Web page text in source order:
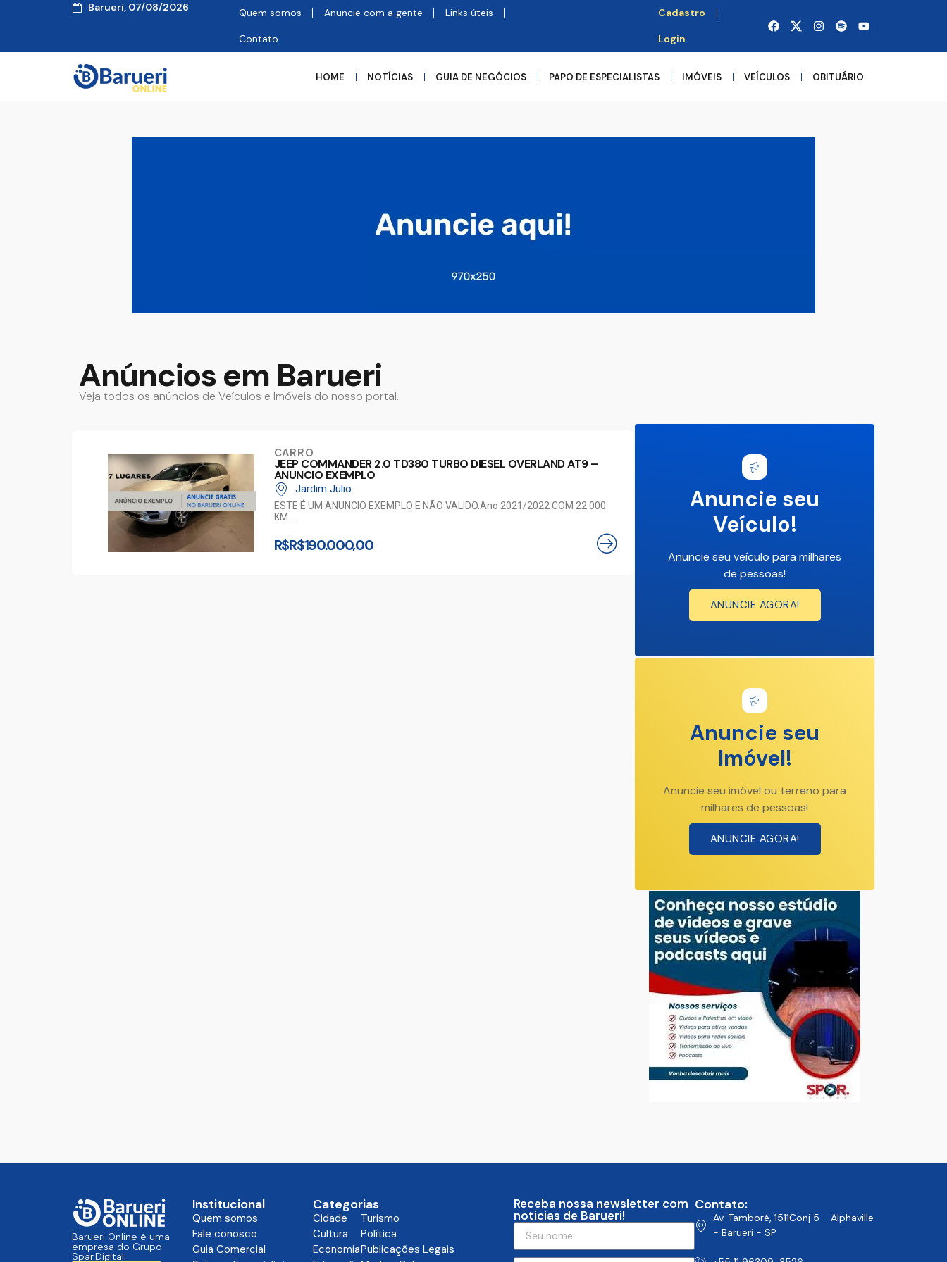
Barueri, 07/08/2026 Quem somos Anuncie com a gente Links úteis
Contato
Cadastro
Login
HOME NOTÍCIAS GUIA DE NEGÓCIOS PAPO DE ESPECIALISTAS IMÓVEIS VEÍCULOS OBITUÁRIO
Anúncios em Barueri
Veja todos os anúncios de Veículos e Imóveis do nosso portal.
CARRO
JEEP COMMANDER 2.0 TD380 TURBO DIESEL OVERLAND AT9 –
ANUNCIO EXEMPLO
Jardim Julio
ESTE É UM ANUNCIO EXEMPLO E NÃO VALIDO.Ano 2021/2022 COM 22.000
KM…
R$R$190.000,00
Anuncie seu
Veículo!
Anuncie seu veículo para milhares
de pessoas!
ANUNCIE AGORA!
Anuncie seu
Imóvel!
Anuncie seu imóvel ou terreno para
milhares de pessoas!
ANUNCIE AGORA!
Barueri Online é uma
empresa do Grupo
Spar.Digital.
Institucional
Quem somos
Fale conosco
Guia Comercial
Categorias
Cidade
Cultura
Economia
Turismo
Política
Publicações Legais
Receba nossa newsletter com
noticias de Barueri!
Contato:
Av. Tamboré, 1511Conj 5 - Alphaville
- Barueri - SP